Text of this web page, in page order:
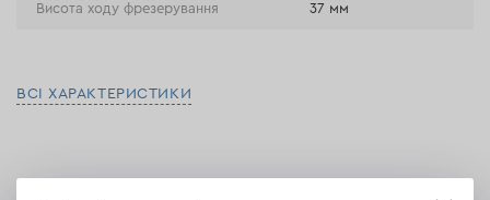
Висота ходу фрезерування 37 мм
ВСІ ХАРАКТЕРИСТИКИ